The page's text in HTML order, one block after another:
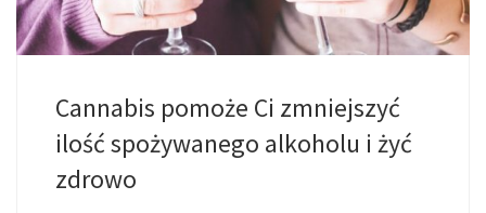
Cannabis pomoże Ci zmniejszyć
ilość spożywanego alkoholu i żyć
zdrowo